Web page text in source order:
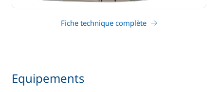
Fiche technique complète
Equipements